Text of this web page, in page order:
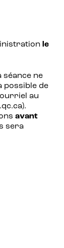
le
séance ne
possible de
au
avant
sera